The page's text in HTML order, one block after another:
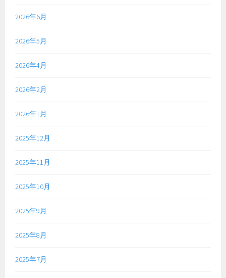
2026年6月
2026年5月
2026年4月
2026年2月
2026年1月
2025年12月
2025年11月
2025年10月
2025年9月
2025年8月
2025年7月